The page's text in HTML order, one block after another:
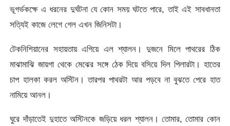
ভূগর্ভকক্ষে এ ধরনের দুর্ঘটনা যে কোন সময় ঘটতে পারে, তাই এই সাবধানতা
সত্যিই কাজে লেগে গেল এখন জিনিসটা।
টেকনিশিয়ানের সহায়তায় এগিয়ে এল শ্যালন। দুজনে মিলে পাথরের ঠিক
মাঝামাঝি জায়গা থেকে মেঝের সঙ্গে ঠেক দিয়ে বসিয়ে দিল পিলারটা। হাতের
চাপ হালকা করল অস্টিন। তারপর পাথরটা আর পড়বে না বুঝতে পেরে হাত
নামিয়ে আনল।
ঘুরে দাঁড়াতেই দুহাতে অস্টিনকে জড়িয়ে ধরল শ্যালন। তোমার, তোমার কোন